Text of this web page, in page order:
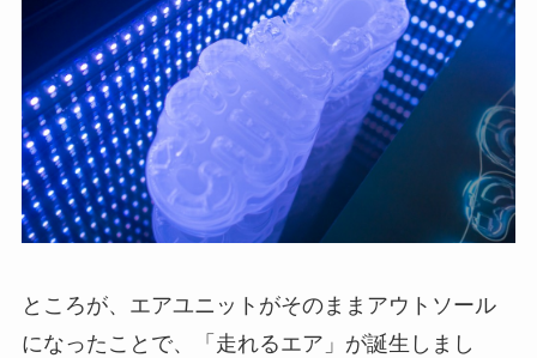
ところが、エアユニットがそのままアウトソール
になったことで、「走れるエア」が誕生しまし